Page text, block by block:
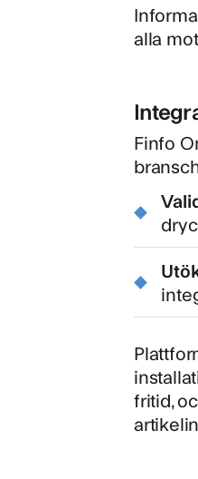
alla
Finfo
fritid,